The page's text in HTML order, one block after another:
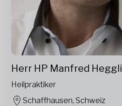
Herr HP Manfred Heggli
Heilpraktiker
Schaffhausen, Schweiz